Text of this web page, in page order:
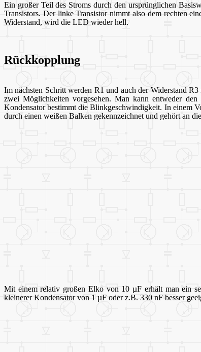
Ein großer Teil des Stroms durch den ursprünglichen
Transistors. Der linke Transistor nimmt also dem rechten
Widerstand, wird die LED wieder hell.
Rückkopplung
Im nächsten Schritt werden R1 und auch der Widerstand
zwei Möglichkeiten vorgesehen. Man kann entweder
Kondensator bestimmt die Blinkgeschwindigkeit. In einem
durch einen weißen Balken gekennzeichnet und gehört an
Mit einem relativ großen Elko von 10 µF erhält man ein
kleinerer Kondensator von 1 µF oder z.B. 330 nF besser